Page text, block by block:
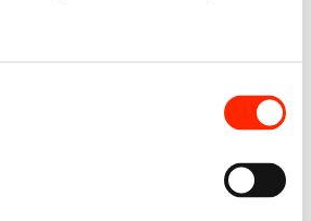
e di notifica internazionali,